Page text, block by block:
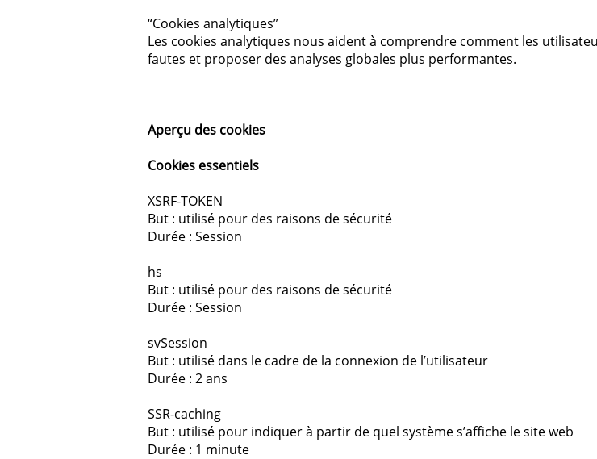
“Cookies analytiques”
Les cookies analytiques nous aident à comprendre comment les
fautes et proposer des analyses globales plus performantes.
Aperçu des cookies
Cookies essentiels
XSRF-TOKEN
But : utilisé pour des raisons de sécurité
Durée : Session
hs
But : utilisé pour des raisons de sécurité
Durée : Session
svSession
But : utilisé dans le cadre de la connexion de l’utilisateur
Durée : 2 ans
SSR-caching
But : utilisé pour indiquer à partir de quel système s’affiche le site web
Durée : 1 minute